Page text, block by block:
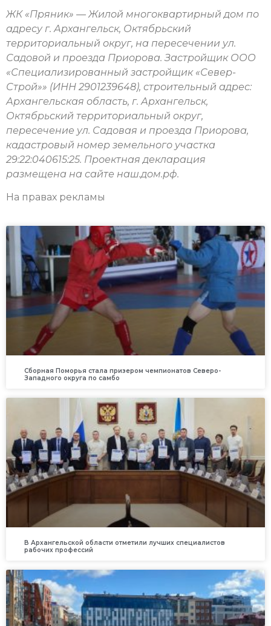
ЖК «Пряник» — Жилой многоквартирный дом по
адресу г. Архангельск, Октябрьский
территориальный округ, на пересечении ул.
Садовой и проезда Приорова. Застройщик ООО
«Специализированный застройщик «Север-
Строй»» (ИНН 2901239648), строительный адрес:
Архангельская область, г. Архангельск,
Октябрьский территориальный округ,
пересечение ул. Садовая и проезда Приорова,
кадастровый номер земельного участка
29:22:040615:25. Проектная декларация
размещена на сайте наш.дом.рф.
На правах рекламы
Сборная Поморья стала призером чемпионатов Северо-
Западного округа по самбо
В Архангельской области отметили лучших специалистов
рабочих профессий